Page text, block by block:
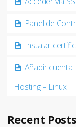
Panel de
Instalar
Añadir cuenta
Hosting – Linux
Recent Posts